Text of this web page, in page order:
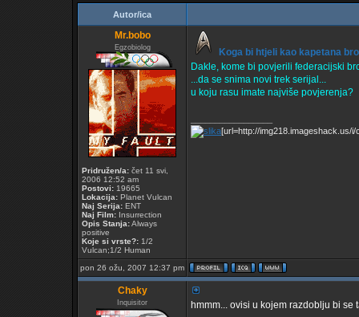
Autor/ica
Mr.bobo
Egzobiolog
Pridružen/a: čet 11 svi,
2006 12:52 am
Postovi: 19665
Lokacija: Planet Vulcan
Naj Serija: ENT
Naj Film: Insurrection
Opis Stanja:Always
positive
Koje si vrste?: 1/2
Vulcan;1/2 Human
Koga bi htjeli kao kapetana
Dakle, kome bi povjerili federacijski
...da se snima novi trek serijal...
u koju rasu imate najviše povjerenja?
[url=http://img218.imageshack.us/i/
pon 26 ožu, 2007 12:37 pm
Chaky
Inquisitor hmmm... ovisi u kojem razdoblju bi se